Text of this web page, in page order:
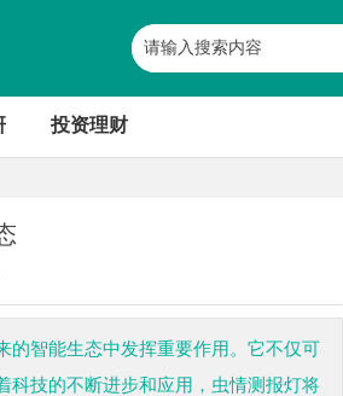
投资理财
的智能生态中发挥重要作用。它不仅可
科技的不断进步和应用，虫情测报灯将